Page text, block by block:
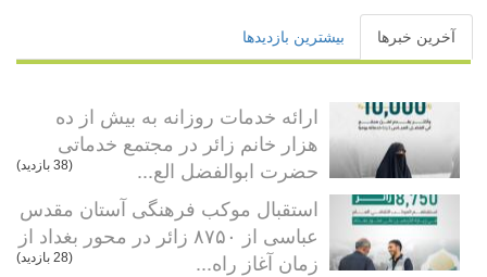
آخرین خبرها بیشترین بازدیدها
ارائه خدمات روزانه به بیش از ده
هزار خانم زائر در مجتمع خدماتی
حضرت ابوالفضل الع...
(38 بازدید)
استقبال موکب فرهنگی آستان مقدس
عباسی از ۸۷۵۰ زائر در محور بغداد از
زمان آغاز راه...
(28 بازدید)